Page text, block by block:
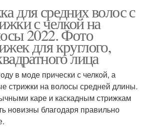
для средних волос с
с челкой на
2022. Фото
для круглого,
лица
в моде прически с челкой, а
стрижки на волосы средней длины.
каре и каскадным стрижкам
новизны благодаря правильно